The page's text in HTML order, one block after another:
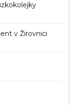
v Žirovnici